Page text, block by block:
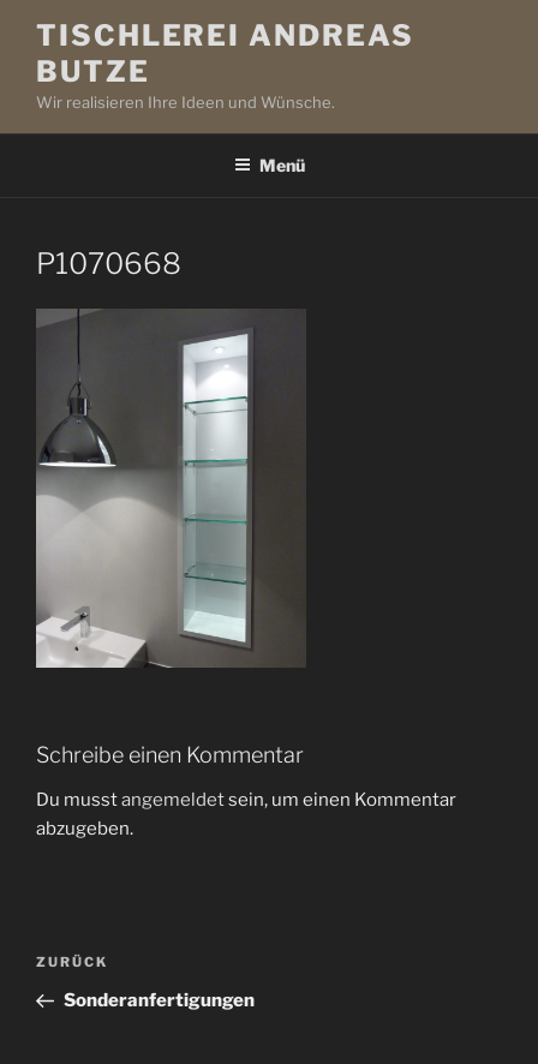
Inhalt
springen
TISCHLEREI ANDREAS
BUTZE
Wir realisieren Ihre Ideen und Wünsche.
Menü
P1070668
Schreibe einen Kommentar
Du musstangemeldetsein, um einen Kommentar
abzugeben.
Beitragsnavigation
Vorheriger
Beitrag
ZURÜCK
Sonderanfertigungen